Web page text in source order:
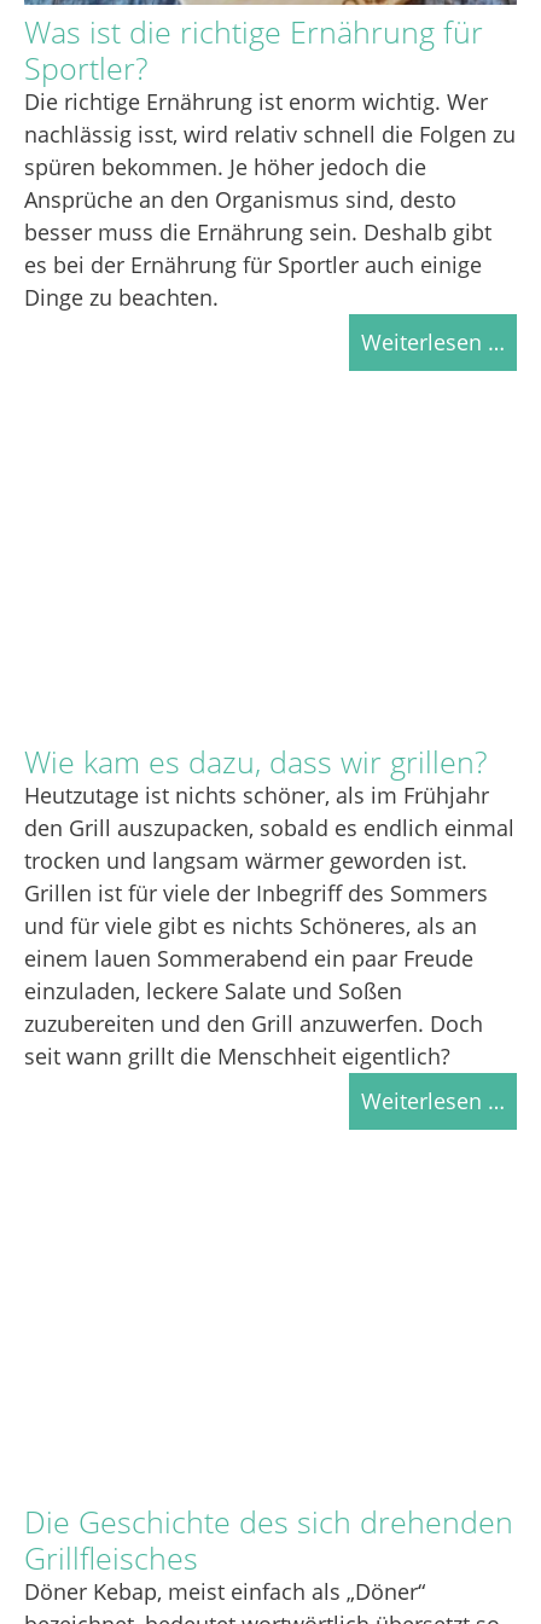
Was ist die richtige Ernährung für
Sportler?
Die richtige Ernährung ist enorm wichtig. Wer
nachlässig isst, wird relativ schnell die Folgen zu
spüren bekommen. Je höher jedoch die
Ansprüche an den Organismus sind, desto
besser muss die Ernährung sein. Deshalb gibt
es bei der Ernährung für Sportler auch einige
Dinge zu beachten.
Weiterlesen …
Wie kam es dazu, dass wir grillen?
Heutzutage ist nichts schöner, als im Frühjahr
den Grill auszupacken, sobald es endlich einmal
trocken und langsam wärmer geworden ist.
Grillen ist für viele der Inbegriff des Sommers
und für viele gibt es nichts Schöneres, als an
einem lauen Sommerabend ein paar Freude
einzuladen, leckere Salate und Soßen
zuzubereiten und den Grill anzuwerfen. Doch
seit wann grillt die Menschheit eigentlich?
Weiterlesen …
Die Geschichte des sich drehenden
Grillfleisches
Döner Kebap, meist einfach als „Döner“